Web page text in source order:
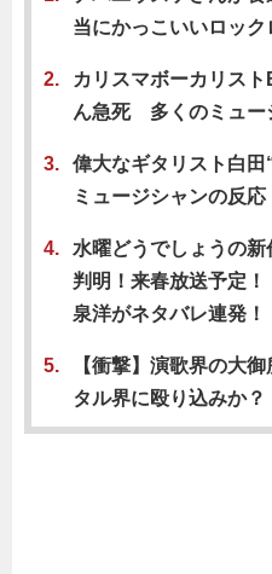
当にかっこいいロッ
カリスマボーカリス
ん急死 多くのミュー
偉大なギタリスト白
ミュージシャンの反応
水曜どうでしょうの
判明！来春放送予定
泉洋がネタバレ連発！
【衝撃】演歌界の大
タル界に殴り込みか？